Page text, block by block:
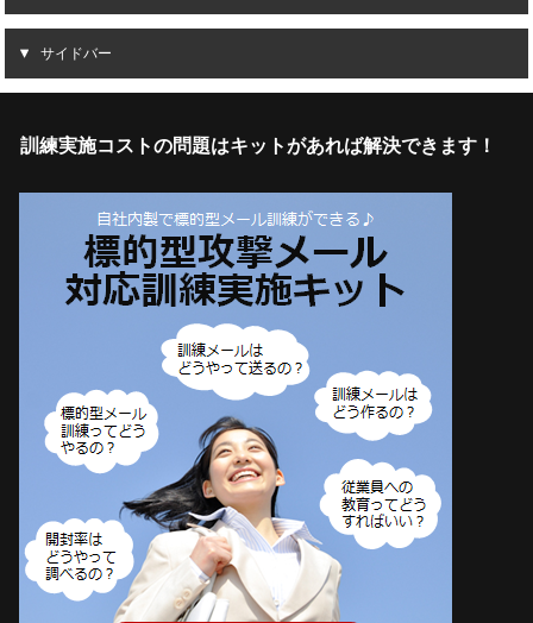
サイドバー
訓練実施コストの問題はキットがあれば解決できます！